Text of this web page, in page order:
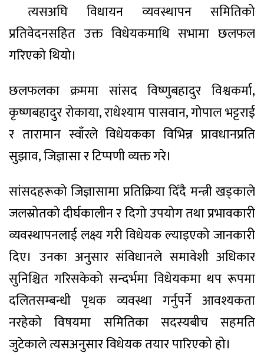
त्यसअघि विधायन व्यवस्थापन समितिको
प्रतिवेदनसहित उक्त विधेयकमाथि सभामा छलफल
गरिएको थियो।
छलफलका क्रममा सांसद विष्णुबहादुर विश्वकर्मा,
कृष्णबहादुर रोकाया, राधेश्याम पासवान, गोपाल भट्टराई
र तारामान स्वाँरले विधेयकका विभिन्न प्रावधानप्रति
सुझाव, जिज्ञासा र टिप्पणी व्यक्त गरे।
सांसदहरूको जिज्ञासामा प्रतिक्रिया दिँदै मन्त्री खड्काले
जलस्रोतको दीर्घकालीन र दिगो उपयोग तथा प्रभावकारी
व्यवस्थापनलाई लक्ष्य गरी विधेयक ल्याइएको जानकारी
दिए। उनका अनुसार संविधानले समावेशी अधिकार
सुनिश्चित गरिसकेको सन्दर्भमा विधेयकमा थप रूपमा
दलितसम्बन्धी पृथक व्यवस्था गर्नुपर्ने आवश्यकता
नरहेको विषयमा समितिका सदस्यबीच सहमति
जुटेकाले त्यसअनुसार विधेयक तयार पारिएको हो।